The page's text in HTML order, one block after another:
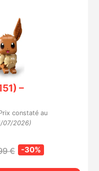
–
constaté au
07/2026)
€ -30%